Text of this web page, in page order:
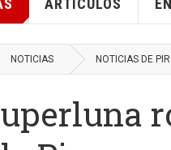
ARTICULOS
NOTICIAS NOTICIAS DE